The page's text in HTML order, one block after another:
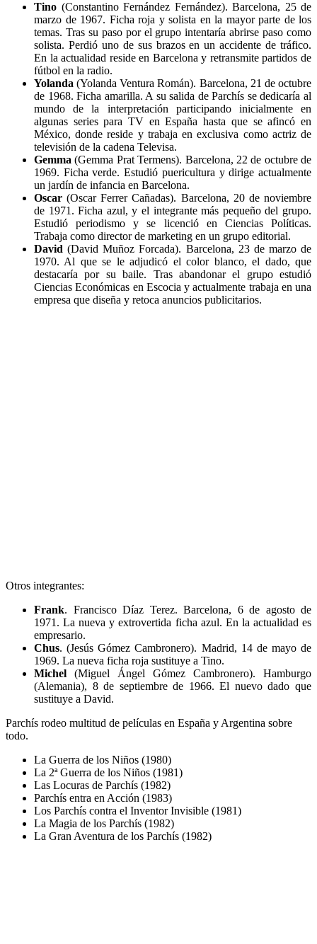
Tino (Constantino Fernández Fernández). Barcelona, 25 de
marzo de 1967. Ficha roja y solista en la mayor parte de los
temas. Tras su paso por el grupo intentaría abrirse paso como
solista. Perdió uno de sus brazos en un accidente de tráfico.
En la actualidad reside en Barcelona y retransmite partidos de
fútbol en la radio.
Yolanda(Yolanda Ventura Román). Barcelona, 21 de octubre
de 1968. Ficha amarilla. A su salida de Parchís se dedicaría al
mundo de la interpretación participando inicialmente en
algunas series para TV en España hasta que se afincó en
México, donde reside y trabaja en exclusiva como actriz de
televisión de la cadena Televisa.
Gemma (Gemma Prat Termens). Barcelona, 22 de octubre de
1969. Ficha verde. Estudió puericultura y dirige actualmente
un jardín de infancia en Barcelona.
Oscar (Oscar Ferrer Cañadas). Barcelona, 20 de noviembre
de 1971. Ficha azul, y el integrante más pequeño del grupo.
Estudió periodismo y se licenció en Ciencias Políticas.
Trabaja como director de marketing en un grupo editorial.
David (David Muñoz Forcada). Barcelona, 23 de marzo de
1970. Al que se le adjudicó el color blanco, el dado, que
destacaría por su baile. Tras abandonar el grupo estudió
Ciencias Económicas en Escocia y actualmente trabaja en una
empresa que diseña y retoca anuncios publicitarios.
Otros integrantes:
Frank. Francisco Díaz Terez. Barcelona, 6 de agosto de
1971. La nueva y extrovertida ficha azul. En la actualidad es
empresario.
Chus. (Jesús Gómez Cambronero). Madrid, 14 de mayo de
1969. La nueva ficha roja sustituye a Tino.
Michel (Miguel Ángel Gómez Cambronero). Hamburgo
(Alemania), 8 de septiembre de 1966. El nuevo dado que
sustituye a David.
Parchís rodeo multitud de películas en España y Argentina sobre
todo.
La Guerra de los Niños (1980)
La 2ª Guerra de los Niños (1981)
Las Locuras de Parchís (1982)
Parchís entra en Acción (1983)
Los Parchís contra el Inventor Invisible (1981)
La Magia de los Parchís (1982)
La Gran Aventura de los Parchís (1982)